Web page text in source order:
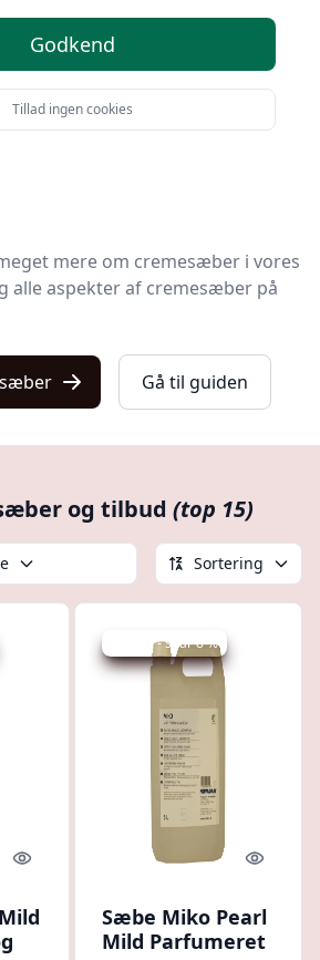
– her finder du de bedste
Vi har nøje udvalgt 15
sikret kvalitet.
høj kvalitet, allerede har en
leder efter gode priser eller
mere om cremesæber i vores
alle aspekter af cremesæber på
Gå til guiden
og tilbud (top 15)
Sortering
Quick look
Udsalg - spar 8 %
Quick
Sæbe Miko Pearl
Mild Parfumeret
Godkend
Tillad ingen cookies